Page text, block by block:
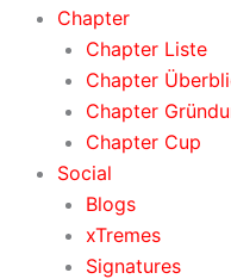
Chapter
Chapter Liste
Chapter
Chapter
Chapter Cup
Social
Blogs
xTremes
Signatures